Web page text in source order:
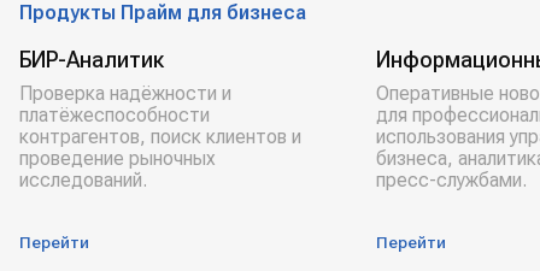
Продукты Прайм для бизнеса
БИР-Аналитик
Проверка надёжности и
платёжеспособности
контрагентов, поиск клиентов и
проведение рыночных
исследований.
Перейти
Оперативные
для
использования
бизнеса,
пресс-службами.
Перейти